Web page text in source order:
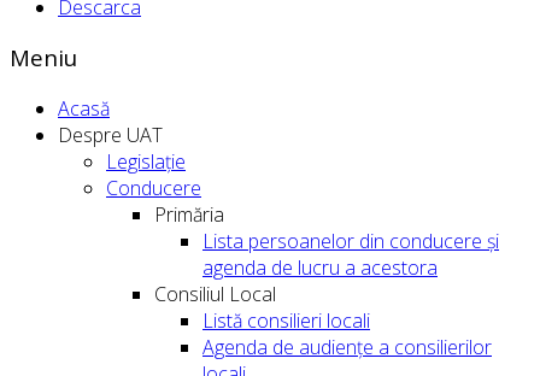
Descarca
Meniu
Acasă
Despre UAT
Legislație
Conducere
Primăria
Lista persoanelor din conducere şi
agenda de lucru a acestora
Consiliul Local
Listă consilieri locali
Agenda de audiențe a consilierilor